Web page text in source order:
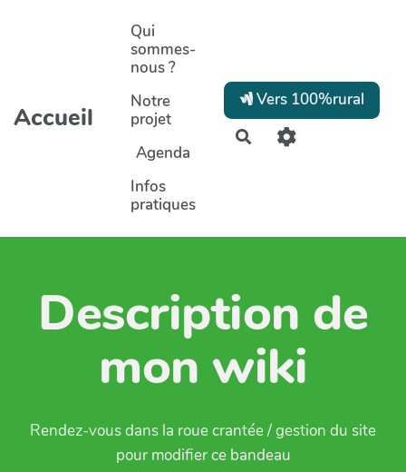
Aller au contenu principal
Accueil
Qui
sommes-
nous ?
Notre
projet
Agenda
Infos
pratiques
Vers 100%rural
Rechercher
Description de
mon wiki
Rendez-vous dans la roue crantée / gestion du site
pour modifier ce bandeau